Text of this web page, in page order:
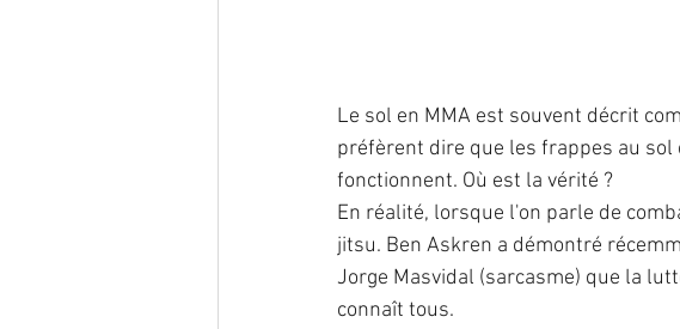
Le sol en MMA est souvent décrit
préfèrent dire que les frappes au
fonctionnent. Où est la vérité ?
En réalité, lorsque l'on parle de
jitsu. Ben Askren a démontré
Jorge Masvidal (sarcasme) que la
connaît tous.